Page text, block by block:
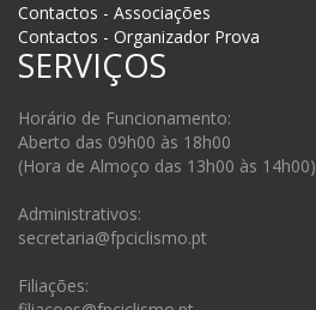
Contactos - Associações
Contactos - Organizador Prova
SERVIÇOS
Horário de Funcionamento:
Aberto das 09h00 às 18h00
(Hora de Almoço das 13h00 às 14h00)
Administrativos:
secretaria@fpciclismo.pt
Filiações: